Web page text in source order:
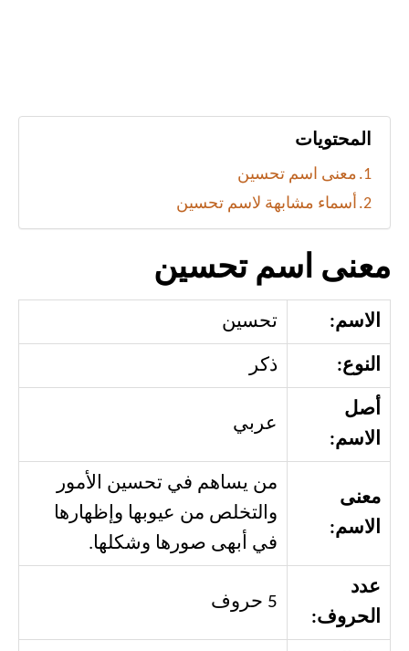
المحتويات
معنى اسم تحسين
أسماء مشابهة لاسم تحسين
معنى اسم تحسين
الاسم: تحسين
النوع: ذكر
أصل
الاسم:
عربي
معنى
الاسم:
من يساهم في تحسين الأمور
والتخلص من عيوبها وإظهارها
في أبهى صورها وشكلها.
عدد
الحروف:
5 حروف